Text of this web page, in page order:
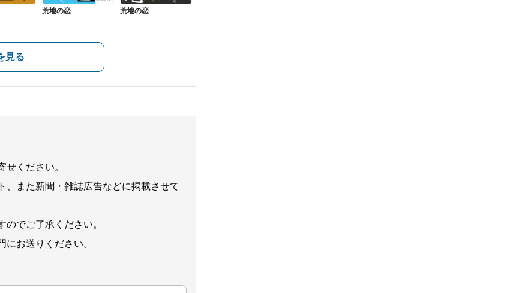
荒地の恋 荒地の恋
見る
せください。
、また新聞・雑誌広告などに掲載させて
でご了承ください。
にお送りください。